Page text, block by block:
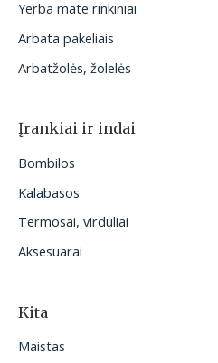
Yerba mate rinkiniai
Arbata pakeliais
Arbatžolės, žolelės
Įrankiai ir indai
Bombilos
Kalabasos
Termosai, virduliai
Aksesuarai
Kita
Maistas